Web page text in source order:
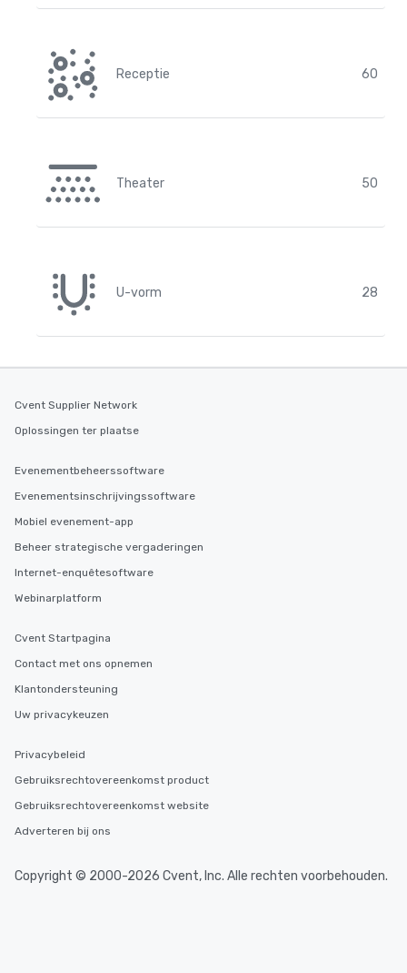
Receptie 60
Theater 50
U-vorm 28
Cvent Supplier Network
Oplossingen ter plaatse
Evenementbeheerssoftware
Evenementsinschrijvingssoftware
Mobiel evenement-app
Beheer strategische vergaderingen
Internet-enquêtesoftware
Webinarplatform
Cvent Startpagina
Contact met ons opnemen
Klantondersteuning
Uw privacykeuzen
Privacybeleid
Gebruiksrechtovereenkomst product
Gebruiksrechtovereenkomst website
Adverteren bij ons
Copyright © 2000-2026 Cvent, Inc. Alle rechten voorbehouden.